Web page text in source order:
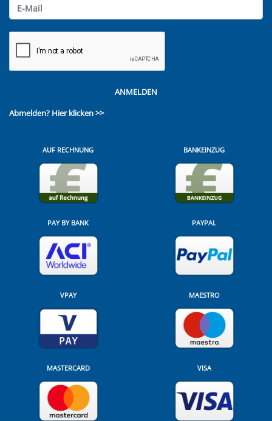
ANMELDEN
Abmelden? Hier klicken >>
AUF RECHNUNG BANKEINZUG
PAY BY BANK PAYPAL
VPAY MAESTRO
MASTERCARD VISA